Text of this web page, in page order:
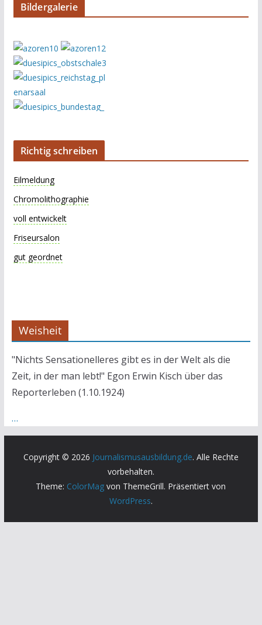
Bildergalerie
Richtig schreiben
Eilmeldung
Chromolithographie
voll entwickelt
Friseursalon
gut geordnet
Weisheit
"Nichts Sensationelleres gibt es in der Welt als die
Zeit, in der man lebt!" Egon Erwin Kisch über das
Reporterleben (1.10.1924)
…
Copyright © 2026 Journalismusausbildung.de. Alle Rechte
vorbehalten.
Theme: ColorMag von ThemeGrill. Präsentiert von
WordPress.